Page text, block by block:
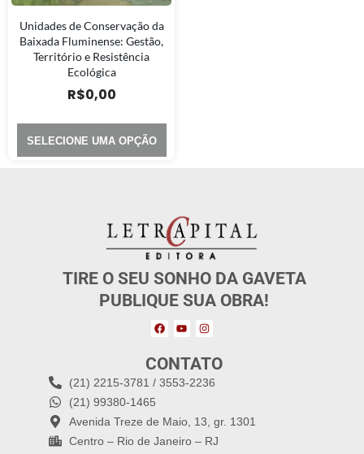
Unidades de Conservação da
Baixada Fluminense: Gestão,
Território e Resistência
Ecológica
R$0,00
SELECIONE UMA OPÇÃO
TIRE O SEU SONHO DA GAVETA
PUBLIQUE SUA OBRA!
CONTATO
(21) 2215-3781 / 3553-2236
(21) 99380-1465
Avenida Treze de Maio, 13, gr. 1301
Centro – Rio de Janeiro – RJ